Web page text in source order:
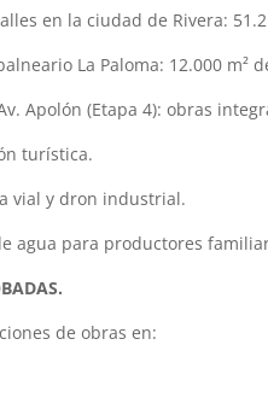
en la ciudad de Rivera:
La Paloma: 12.000 m²
Apolón (Etapa 4): obras
turística.
vial y dron industrial.
agua para productores
de obras en: